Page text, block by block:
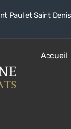
Paul et Saint Denis
Accueil